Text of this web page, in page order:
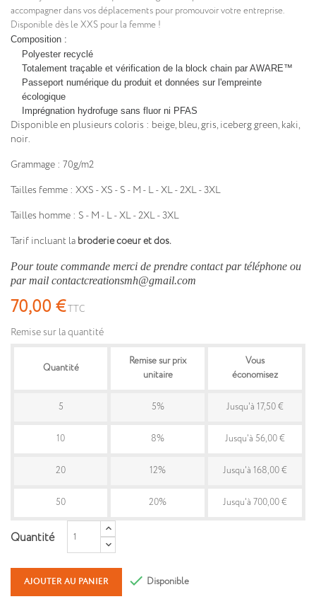
accompagner dans vos déplacements pour promouvoir votre entreprise.
Disponible dès le XXS pour la femme !
Composition :
Polyester recyclé
Totalement traçable et vérification de la block chain par AWARE™
Passeport numérique du produit et données sur l'empreinte
écologique
Imprégnation hydrofuge sans fluor ni PFAS
Disponible en plusieurs coloris : beige, bleu, gris, iceberg green, kaki,
noir.
Grammage : 70g/m2
Tailles femme : XXS - XS - S - M - L - XL - 2XL - 3XL
Tailles homme : S - M - L - XL - 2XL - 3XL
Tarif incluant la broderie coeur et dos.
Pour toute commande merci de prendre contact par téléphone ou
par mail contactcreationsmh@gmail.com
70,00 €TTC
Remise sur la quantité
Quantité
Remise sur prix
unitaire
Vous
économisez
5 5% Jusqu'à 17,50 €
10 8% Jusqu'à 56,00 €
20 12% Jusqu'à 168,00 €
50 20% Jusqu'à 700,00 €
Quantité
AJOUTER AU PANIER  Disponible